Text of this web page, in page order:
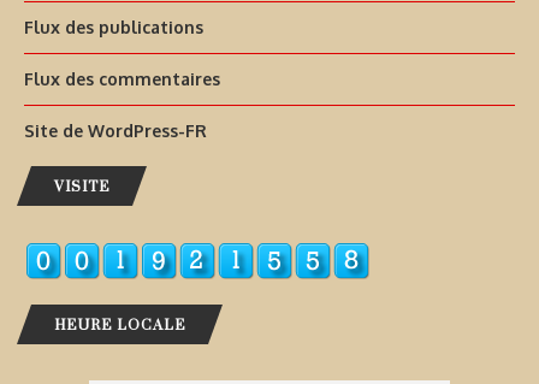
Flux des publications
Flux des commentaires
Site de WordPress-FR
VISITE
HEURE LOCALE